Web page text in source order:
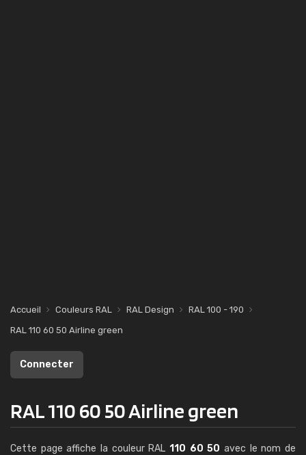
Accueil Couleurs RAL RAL Design
RAL 100 - 190
RAL 110 60 50 Airline green
Connecter
RAL 110 60 50 Airline green
Cette page affiche la couleur RAL 110 60 50 avec le nom de